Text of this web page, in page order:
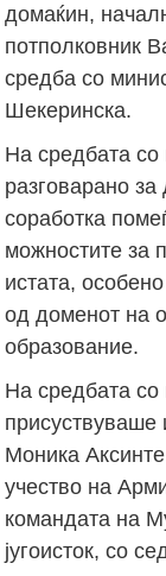
домаќин,
потполковник
средба со
Шекеринска.
На средбата со
разговарано
соработка
можностите за
истата,
од доменот на
образование.
На средбата со
Моника
учество на
командата на
југоисток, со